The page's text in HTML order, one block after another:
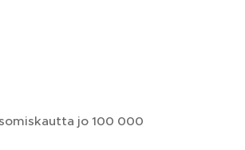
jo 100 000